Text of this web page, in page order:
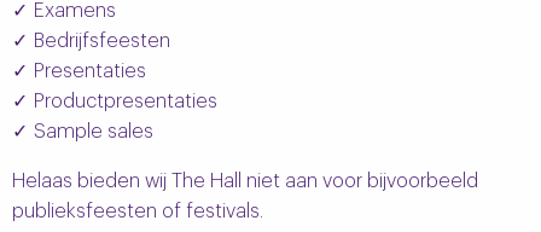
Examens
Bedrijfsfeesten
Presentaties
Productpresentaties
Sample sales
Helaas bieden wij The Hall niet aan voor bijvoorbeeld
publieksfeesten of festivals.